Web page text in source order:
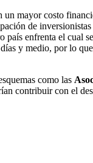
mayor costo
de
país enfrenta el cual
y medio, por lo
como las
contribuir con el